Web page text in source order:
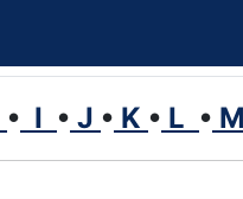
• I • J • K • L • M